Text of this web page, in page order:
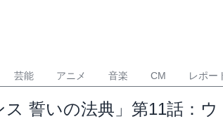
芸能 アニメ 音楽 CM レポー
ス 誓いの法典」第11話：